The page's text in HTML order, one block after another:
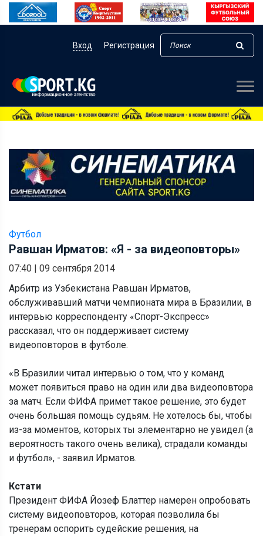
Вход Регистрация
Футбол
Равшан Ирматов: «Я - за видеоповторы»
07:40 | 09 сентября 2014
Арбитр из Узбекистана Равшан Ирматов,
обслуживавший матчи чемпионата мира в Бразилии, в
интервью корреспонденту «Спорт-Экспресс»
рассказал, что он поддерживает систему
видеоповторов в футболе.
«В Бразилии читал интервью о том, что у команд
может появиться право на один или два видеоповтора
за матч. Если ФИФА примет такое решение, это будет
очень большая помощь судьям. Не хотелось бы, чтобы
из-за моментов, которых ты элементарно не увидел (а
вероятность такого очень велика), страдали команды
и футбол», - заявил Ирматов.
Кстати
Президент ФИФА Йозеф Блаттер намерен опробовать
систему видеоповторов, которая позволила бы
тренерам оспорить судейские решения, на